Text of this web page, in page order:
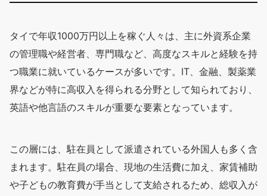
タイで年収1000万円以上を稼ぐ人々は、主に外資系企業
の管理職や経営者、専門職など、高度なスキルと経験を持
つ職業に就いているケースが多いです。IT、金融、製薬業
界などが特に高収入を得られる分野として知られており、
英語や他言語のスキルが重要な要素となっています。
この層には、駐在員として派遣されている外国人も多く含
まれます。駐在員の場合、現地の生活費に加え、家賃補助
や子どもの教育費が手当として支給されるため、総収入が